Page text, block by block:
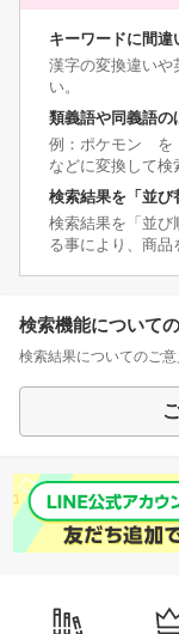
キーワードに間
漢字の変換違いや
い。
類義語や同義語の
例：ポケモン を
などに変換して検
検索結果を「並び
検索結果を「並び
る事により、商品
検索機能について
検索結果についてのご意